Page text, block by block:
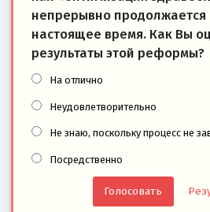
непрерывно продолжается
настоящее время. Как Вы
результаты этой реформы?
На отлично
Неудовлетворительно
Не знаю, поскольку процесс не
Посредственно